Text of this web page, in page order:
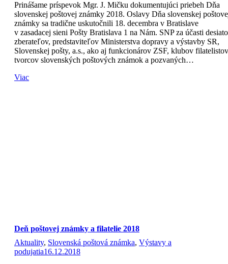
Prinášame príspevok Mgr. J. Mičku dokumentujúci priebeh Dňa
slovenskej poštovej známky 2018. Oslavy Dňa slovenskej
známky sa tradične uskutočnili 18. decembra v Bratislave
v zasadacej sieni Pošty Bratislava 1 na Nám. SNP za účasti
zberateľov, predstaviteľov Ministerstva dopravy a výstavby SR,
Slovenskej pošty, a.s., ako aj funkcionárov ZSF, klubov
tvorcov slovenských poštových známok a pozvaných…
Viac
Deň poštovej známky a filatelie 2018
Aktuality, Slovenská poštová známka, Výstavy a
podujatia16.12.2018